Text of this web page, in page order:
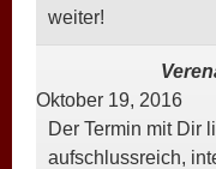
weiter!
Oktober 19, 2016
Der Termin mit Dir
aufschlussreich,